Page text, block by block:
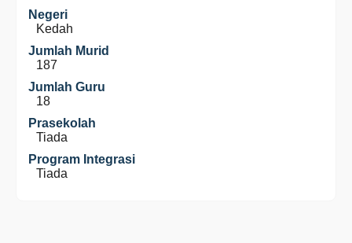
Negeri
Kedah
Jumlah Murid
187
Jumlah Guru
18
Prasekolah
Tiada
Program Integrasi
Tiada